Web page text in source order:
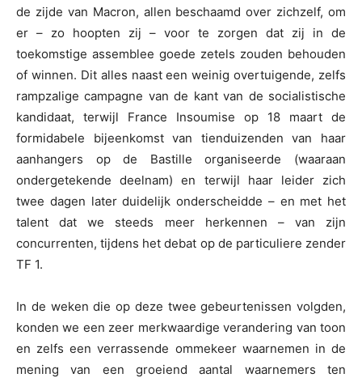
de zijde van Macron, allen beschaamd over zichzelf, om
er – zo hoopten zij – voor te zorgen dat zij in de
toekomstige assemblee goede zetels zouden behouden
of winnen. Dit alles naast een weinig overtuigende, zelfs
rampzalige campagne van de kant van de socialistische
kandidaat, terwijl France Insoumise op 18 maart de
formidabele bijeenkomst van tienduizenden van haar
aanhangers op de Bastille organiseerde (waaraan
ondergetekende deelnam) en terwijl haar leider zich
twee dagen later duidelijk onderscheidde – en met het
talent dat we steeds meer herkennen – van zijn
concurrenten, tijdens het debat op de particuliere zender
TF 1.
In de weken die op deze twee gebeurtenissen volgden,
konden we een zeer merkwaardige verandering van toon
en zelfs een verrassende ommekeer waarnemen in de
mening van een groeiend aantal waarnemers ten